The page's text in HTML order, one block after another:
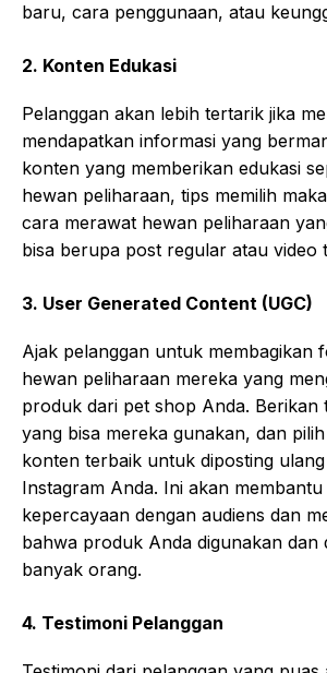
baru, cara penggunaan, atau
2. Konten Edukasi
Pelanggan akan lebih tertarik jika
mendapatkan informasi yang
konten yang memberikan edukasi
hewan peliharaan, tips memilih
cara merawat hewan peliharaan
bisa berupa post regular atau video
3. User Generated Content (UGC)
Ajak pelanggan untuk membagikan
hewan peliharaan mereka yang
produk dari pet shop Anda. Berikan
yang bisa mereka gunakan, dan
konten terbaik untuk diposting
Instagram Anda. Ini akan
kepercayaan dengan audiens dan
bahwa produk Anda digunakan dan
banyak orang.
4. Testimoni Pelanggan